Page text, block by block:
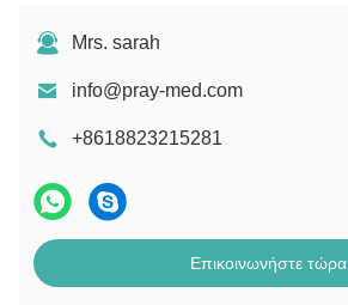
Mrs. sarah
info@pray-med.com
+8618823215281
Επικοινωνήστε τώρα